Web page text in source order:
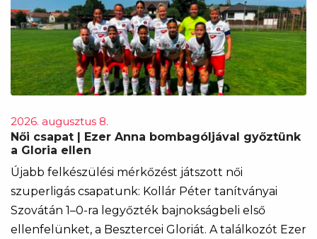
2026. augusztus 8.
Női csapat | Ezer Anna bombagóljával győztünk
a Gloria ellen
Újabb felkészülési mérkőzést játszott női
szuperligás csapatunk: Kollár Péter tanítványai
Szovátán 1–0-ra legyőzték bajnokságbeli első
ellenfelünket, a Besztercei Gloriát. A találkozót Ezer